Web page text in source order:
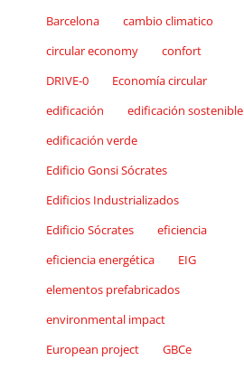
Barcelona
cambio climatico
circular economy
confort
DRIVE-0
Economía circular
edificación
edificación sostenible
edificación verde
Edificio Gonsi Sócrates
Edificios Industrializados
Edificio Sócrates
eficiencia
eficiencia energética
EIG
elementos prefabricados
environmental impact
European project
GBCe